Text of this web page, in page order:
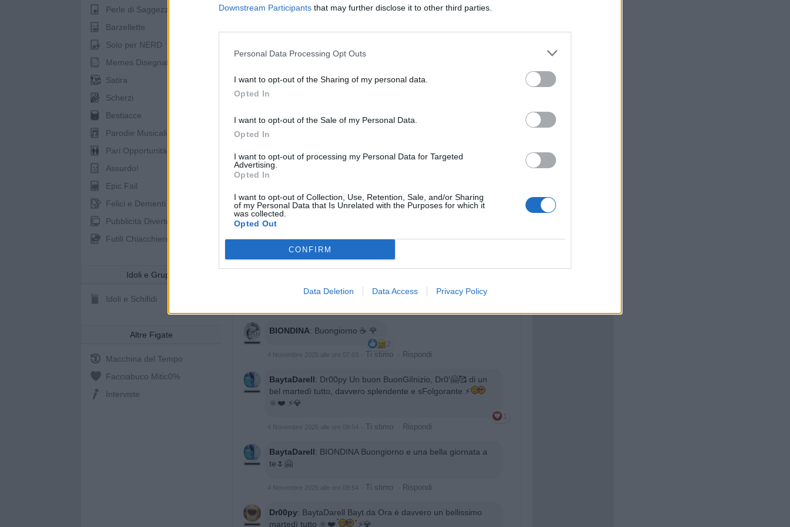
Downstream Participants that may further disclose it to other third parties.
Personal Data Processing Opt Outs
I want to opt-out of the Sharing of my personal data.
Opted In
I want to opt-out of the Sale of my Personal Data.
Opted In
I want to opt-out of processing my Personal Data for Targeted
Advertising.
Opted In
I want to opt-out of Collection, Use, Retention, Sale, and/or Sharing
of my Personal Data that Is Unrelated with the Purposes for which it
was collected.
Opted Out
CONFIRM
Data Deletion Data Access Privacy Policy
Perle di Saggezza
Barzellette
Solo per NERD
Memes Disegnati
Satira
Scherzi
Bestiacce
Parodie Musicali
Pari Opportunità
Assurdo!
Epic Fail
Felici e Dementi
Pubblicità Divertenti
Futili Chiacchiere
Idoli e Gruppi
Idoli e Schifidi
Altre Figate
Macchina del Tempo
Facciabuco Mitic0%
Interviste
Dr00py:Un buon BuonGi Bayt 🤗🥰 di un bel martedì
mattina, tutto tutto, davvero tutto splendente e sfolgorante
BIONDINA: Buongiorno ☕ 🌹
2
4 Novembre 2025 alle ore 07:03 Ti stimo Rispondi
BaytaDarell: Dr00py Un buon BuonGiInizio, Dr0'🤗🥰 di un
bel martedì tutto, davvero splendente e sFolgorante ⚡
🔆❤️ ⚡💎
1
4 Novembre 2025 alle ore 09:54 Ti stimo Rispondi
BaytaDarell: BIONDINA Buongiorno e una bella giornata a
te🌷🤗
4 Novembre 2025 alle ore 09:54 Ti stimo Rispondi
Dr00py: BaytaDarell Bayt da Ora è davvero un bellissimo
martedì tutto 🔆❤️
⚡💎